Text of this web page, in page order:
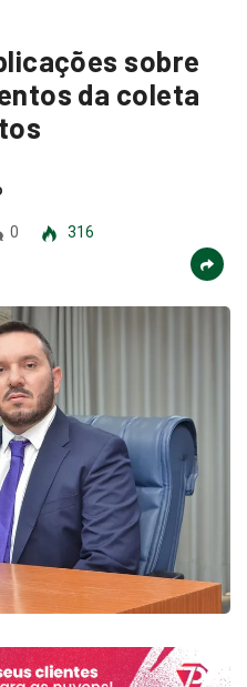
sobre
da coleta
0
316